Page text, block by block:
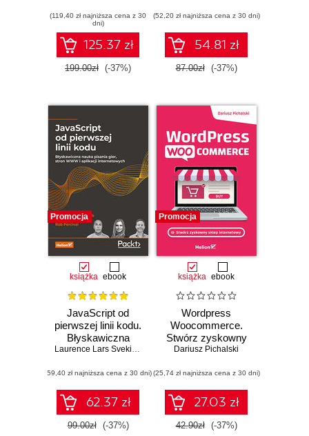
(119,40 zł najniższa cena z 30
dni)
125.37 zł
199.00zł (-37%)
cyfrowa procesów
biznesowych.
Wydanie II
(52,20 zł najniższa cena z 30 dni)
54.81 zł
87.00zł (-37%)
Promocja
książka ebook
JavaScript od
pierwszej linii kodu.
Błyskawiczna
nauka pisania gier,
aplikacji
internetowych
Laurence Lars Svekis
, Maaike van Putten,Rob Percival
(59,40 zł najniższa cena z 30 dni)
62.37 zł
99.00zł (-37%)
Promocja
książka ebook
Wordpress
Woocommerce.
Stwórz zyskowny
sklep internetowy
Dariusz Pichalski
(25,74 zł najniższa cena z 30 dni)
27.03 zł
42.90zł (-37%)